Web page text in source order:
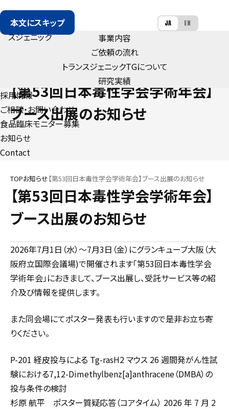
本文にスキップ JA EN
事業内容
ご依頼の流れ
トランスジェニックTGについて
研究実績
採用情報
ご相談・お問い合わせ
食品臨床モニター募集
お知らせ
Contact
【第53回日本毒性学会学術年会】
ブース出展のお知らせ
TOPお知らせ 【第53回日本毒性学会学術年会】ブース出展のお知らせ
【第53回日本毒性学会学術年会】
ブース出展のお知らせ
2026年7月1日（水）～7月3日（金）にグランキューブ大阪（大
阪府立国際会議場)で開催されます「第53回日本毒性学会
学術年会」におきまして、ブース出展し、受託サービス等の紹
介及び情報を提供します。
また同会場にてポスター発表も行いますので是非お立ち寄
りください。
P-201 経皮投与による Tg-rasH2 マウス 26 週間発がん性試
験における7,12-Dimethylbenz[a]anthracene（DMBA）の
投与条件の検討
杉原 航平 ポスター質疑応答（コアタイム） 2026 年 7 月 2